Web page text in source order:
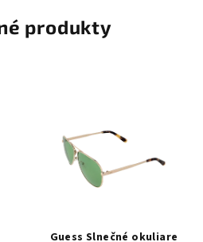
produkty
Guess Slnečné okuliare